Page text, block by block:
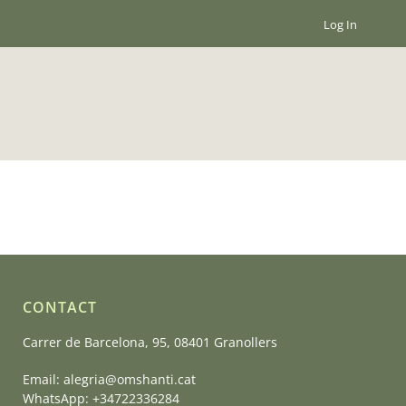
Log In
CONTACT
Carrer de Barcelona, 95, 08401 Granollers
Email:alegria@omshanti.cat
WhatsApp:+34722336284